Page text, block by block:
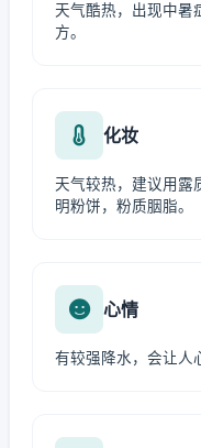
天气酷热，出现中暑
方。
化妆
天气较热，建议用露
明粉饼，粉质胭脂。
心情
有较强降水，会让人